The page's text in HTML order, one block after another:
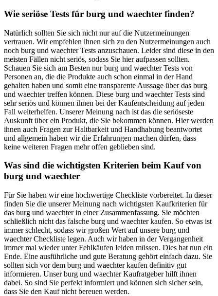
Wie seriöse Tests für burg und waechter finden?
Natürlich sollten Sie sich nicht nur auf die Nutzermeinungen
vertrauen. Wir empfehlen ihnen sich zu den Nutzermeinungen auch
noch burg und waechter Tests anzuschauen. Leider sind diese in den
meisten Fällen nicht seriös, sodass Sie hier aufpassen sollten.
Schauen Sie sich am Besten nur burg und waechter Tests von
Personen an, die die Produkte auch schon einmal in der Hand
gehalten haben und somit eine transparente Aussage über das burg
und waechter treffen können. Diese burg und waechter Tests sind
sehr seriös und können ihnen bei der Kaufentscheidung auf jeden
Fall weiterhelfen. Unserer Meinung nach ist das die seriöseste
Auskunft über ein Produkt, die Sie bekommen können. Hier werden
ihnen auch Fragen zur Haltbarkeit und Handhabung beantwortet
und allgemein haben wir die Erfahrungen machen dürfen, dass
keine weiteren Fragen mehr offen geblieben sind.
Was sind die wichtigsten Kriterien beim Kauf von
burg und waechter
Für Sie haben wir eine hochwertige Checkliste vorbereitet. In dieser
finden Sie die unserer Meinung nach wichtigsten Kaufkriterien für
das burg und waechter in einer Zusammenfassung. Sie möchten
schließlich nicht das falsche burg und waechter kaufen. So etwas ist
immer schlecht, sodass wir großen Wert auf unsere burg und
waechter Checkliste legen. Auch wir haben in der Vergangenheit
immer mal wieder unter Fehlkäufen leiden müssen. Dies hat nun ein
Ende. Eine ausführliche und gute Beratung gehört einfach dazu. Sie
sollten sich vor dem burg und waechter kaufen definitiv gut
informieren. Unser burg und waechter Kaufratgeber hilft ihnen
dabei. So sind Sie perfekt informiert und können sich sicher sein,
dass Sie den Kauf nicht bereuen werden.